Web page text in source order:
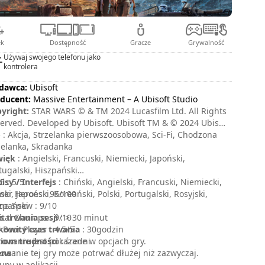
Dostępność Gracze Grywalność
Używaj swojego telefonu jako
kontrolera
Ubisoft
Massive Entertainment – A Ubisoft Studio
STAR WARS © & TM 2024 Lucasfilm Ltd. All Rights
Developed by Ubisoft. Ubisoft TM & © 2024 Ubisoft
All Rights Reserved.
: Akcja, Strzelanka pierwszoosobowa, Sci-Fi, Chodzona
Skradanka
: Angielski, Francuski, Niemiecki, Japoński,
Hiszpański
/ Interfejs : Chiński, Angielski, Francuski, Niemiecki,
Japoński, Koreański, Polski, Portugalski, Rosyjski,
trwania sesji: > 30 minut
czas trwania : 30godzin
trudności: średni
:
: 5/5
Heroes : 95/100
Spew : 9/10
Chumps : 9/10
Poor Player : 4.5/5
jest pokazane w opcjach gry.
tej gry może potrwać dłużej niż zazwyczaj.